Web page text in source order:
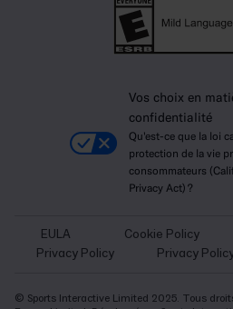
Vos choix en
confidentialité
Qu'est-ce que la loi
protection de la vie
consommateurs
Privacy Act) ?
EULA Cookie Policy
Privacy Policy
Privacy
© Sports Interactive Limited 2025. Tous